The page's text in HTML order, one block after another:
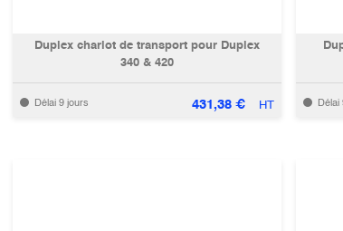
Duplex chariot de transport pour Duplex
340 & 420
Délai 9 jours 431,38€ HT Délai